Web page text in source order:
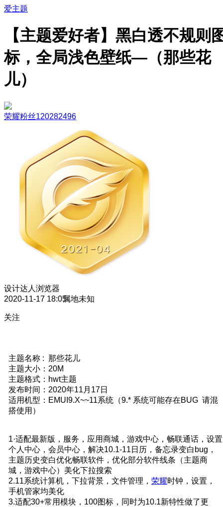
爱主题
【主题爱好者】黑白透不规则
标，全局浅色壁纸—（那些花
儿）
荣耀粉丝120282496
设计达人 浏览器
2020-11-17 18:05属地未知
关注
主题名称 : 那些花儿
主题大小：20M
主题格式：hwt主题
发布时间：2020年11月17日
适用机型：EMUI9.X~~11系统（9.* 系统可能存在BUG 请混
搭使用）
1·适配最新版，服务，应用商城，游戏中心，畅联通话，设置
个人中心，会员中心，解决10.1-11日历，备忘录变白bug，
主题历史变白优化畅联软件，优化部分软件线条（主题商
城，游戏中心）美化下拉搜索
2.11系统计算机，下拉背景，文件管理， 荣耀时钟，设置，
手机管家均美化
3.适配30+常用模块，100图标，同时为10.1新特性做了更